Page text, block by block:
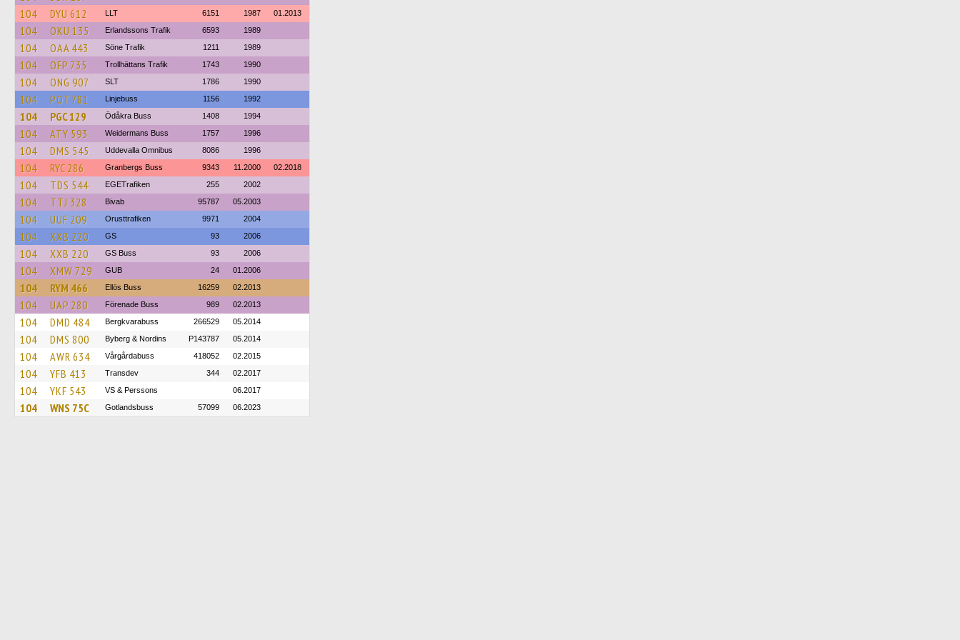
104 DYU 612 LLT 6151 1987 01.2013
104 OKU 135 Erlandssons Trafik 6593 1989
104 OAA 443 Söne Trafik 1211 1989
104 OFP 735 Trollhättans Trafik 1743 1990
104 ONG 907 SLT 1786 1990
104 POT 781 Linjebuss 1156 1992
104 PGC 129 Ödåkra Buss 1408 1994
104 ATY 593 Weidermans Buss 1757 1996
104 DMS 545 Uddevalla Omnibus 8086 1996
104 RYC 286 Granbergs Buss 9343 11.2000 02.2018
104 TDS 544 EGETrafiken 255 2002
104 TTJ 328 Bivab 95787 05.2003
104 UUF 209 Orusttrafiken 9971 2004
104 XXB 220 GS 93 2006
104 XXB 220 GS Buss 93 2006
104 XMW 729 GUB 24 01.2006
104 RYM 466 Ellös Buss 16259 02.2013
104 UAP 280 Förenade Buss 989 02.2013
104 DMD 484 Bergkvarabuss 266529 05.2014
104 DMS 800 Byberg & Nordins P143787 05.2014
104 AWR 634 Vårgårdabuss 418052 02.2015
104 YFB 413 Transdev 344 02.2017
104 YKF 543 VS & Perssons 06.2017
104 WNS 75C Gotlandsbuss 57099 06.2023